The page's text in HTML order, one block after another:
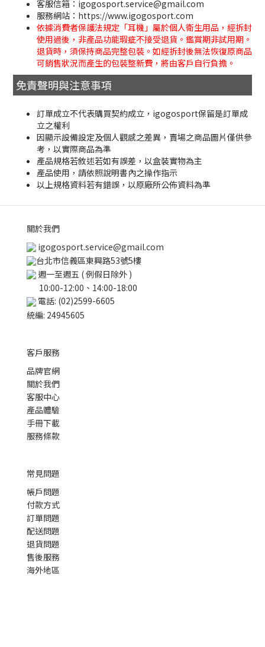
客服信箱：igogosport.service@gmail.com
服務網站：https://www.igogosport.com
依據消費者保護法規定「耳機」屬於個人衛生用品，經拆封
使用過後，非產品功能瑕疵不接受退貨。鑑賞期非試用期。
退貨時，須保持商品完整包裝。如經拆封後無法恢復原商品
可銷售狀況而產生的包裝整新費，將由客戶自行負擔。
免責聲明與注意事項
訂單成立不代表購買契約成立，igogosport保留是訂單成
立之權利
因顯示設備設定及個人觀感之差異，賣場之商品圖片僅供參
考，以實際商品為準
產品規格若敘述若如有誤差，以盒裝實物為主
產品使用，請依照說明書內之操作指示
以上規格資料若有錯誤，以原廠所公佈資料為準
關於我們
igogosport.service@gmail.com
台北市信義區東興路53號5樓
週一至週五 ( 例假日除外 )
10:00-12:00、14:00-18:00
電話: (02)2599-6605
統編: 24945605
客戶服務
品牌官網
關於我們
客服中心
產品體驗
手冊下載
服務條款
常見問題
帳戶問題
付款方式
訂單問題
配送問題
退貨問題
售後服務
海外地區